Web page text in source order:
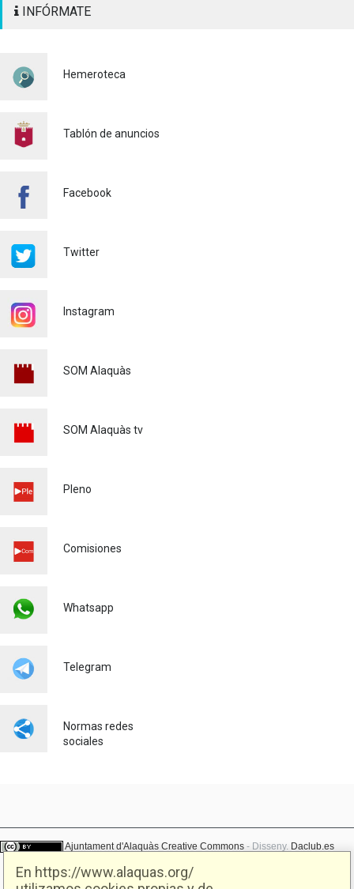
En https://www.alaquas.org/
SEÑALIZACIÓN
Policía 29/07/2026
PARA CONTROLAR LA
EN ALAQUÀS
'L'ESCOLA D'ESTIU', EN EL
ELÉCTRICOS (VMP)
EL ALCALDE DE ALAQUÀS
LAS PALMERAS
El AYUNTAMIENTO DE
ALAQUÀS IMPULSA LA
LABORALES JUNTO CON
INFÓRMATE
Hemeroteca
Tablón de anuncios
Facebook
Twitter
Instagram
SOM Alaquàs
SOM Alaquàs tv
Pleno
Comisiones
Whatsapp
Telegram
Normas redes
sociales
Ajuntament d'Alaquàs Creative Commons - Disseny. Daclub.es